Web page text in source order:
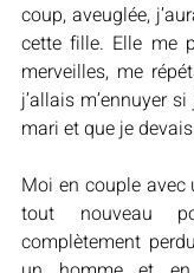
coup, aveuglée,
cette fille. Elle me
merveilles, me
j’allais m’ennuyer
mari et que je
Moi en couple avec
tout nouveau
complètement